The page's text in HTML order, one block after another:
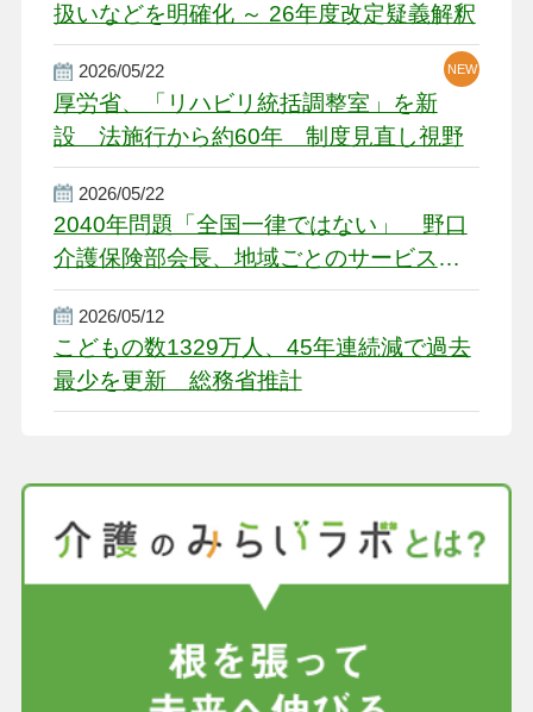
扱いなどを明確化 ～ 26年度改定疑義解釈
2026/05/22
厚労省、「リハビリ統括調整室」を新
設 法施行から約60年 制度見直し視野
NEW
2026/05/22
2040年問題「全国一律ではない」 野口
介護保険部会長、地域ごとのサービス基
盤整備を促す
2026/05/12
こどもの数1329万人、45年連続減で過去
最少を更新 総務省推計